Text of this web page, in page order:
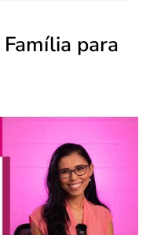
para